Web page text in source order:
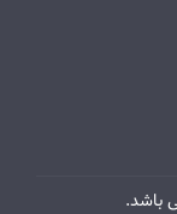
باشد.